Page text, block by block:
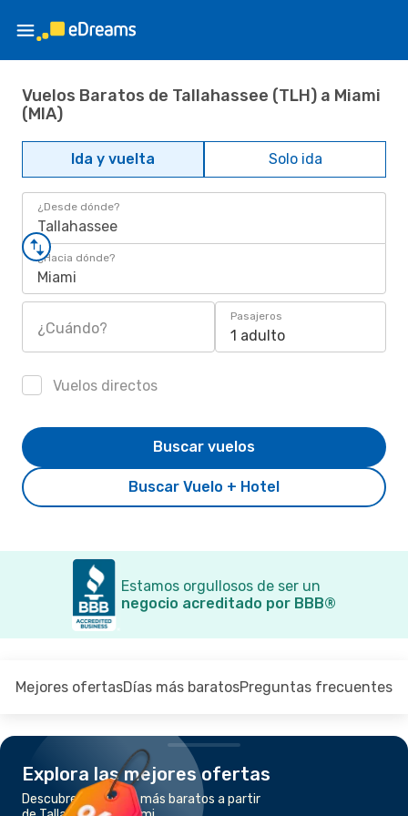
Vuelos Baratos de Tallahassee (TLH) a Miami
(MIA)
Ida y vuelta Solo ida
¿Desde dónde?
Tallahassee
¿Hacia dónde?
Miami
¿Cuándo?
Pasajeros
1 adulto
Vuelos directos
Buscar Vuelo + Hotel
Buscar vuelos
Estamos orgullosos de ser un
negocio acreditado por BBB®
Mejores ofertasDías más baratosPreguntas frecuentes
Explora las mejores ofertas
Descubre los vuelos más baratos a partir